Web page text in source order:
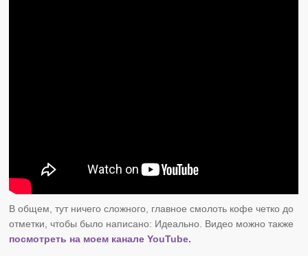
В общем, тут ничего сложного, главное смолоть кофе четко до
отметки, чтобы было написано: Идеально. Видео можно также
посмотреть на моем канале YouTube.